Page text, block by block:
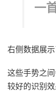
一
右侧数据展
这些手势之
较好的识别